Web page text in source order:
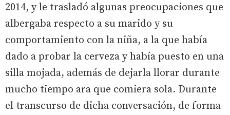
2014, y le trasladó algunas preocupaciones que
albergaba respecto a su marido y su
comportamiento con la niña, a la que había
dado a probar la cerveza y había puesto en una
silla mojada, además de dejarla llorar durante
mucho tiempo ara que comiera sola. Durante
el transcurso de dicha conversación, de forma